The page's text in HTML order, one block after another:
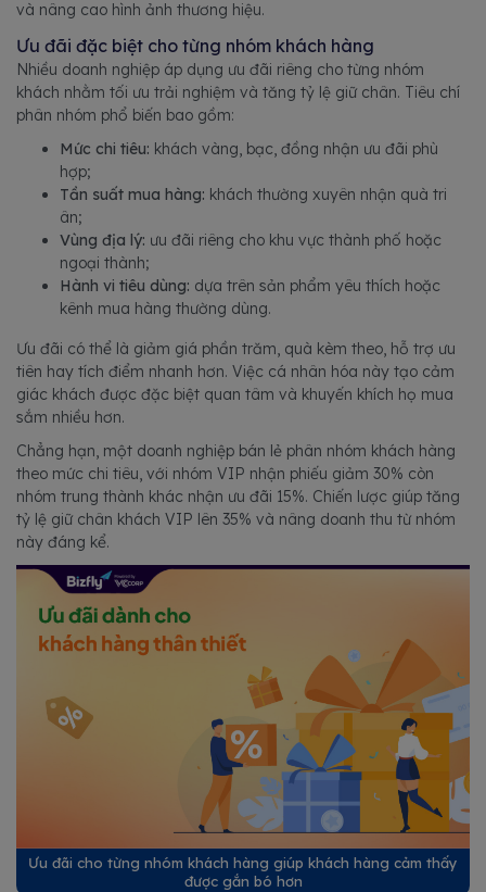
và nâng cao hình ảnh thương hiệu.
Ưu đãi đặc biệt cho từng nhóm khách hàng
Nhiều doanh nghiệp áp dụng ưu đãi riêng cho từng nhóm
khách nhằm tối ưu trải nghiệm và tăng tỷ lệ giữ chân. Tiêu chí
phân nhóm phổ biến bao gồm:
Mức chi tiêu: khách vàng, bạc, đồng nhận ưu đãi phù
hợp;
Tần suất mua hàng: khách thường xuyên nhận quà tri
ân;
Vùng địa lý: ưu đãi riêng cho khu vực thành phố hoặc
ngoại thành;
Hành vi tiêu dùng: dựa trên sản phẩm yêu thích hoặc
kênh mua hàng thường dùng.
Ưu đãi có thể là giảm giá phần trăm, quà kèm theo, hỗ trợ ưu
tiên hay tích điểm nhanh hơn. Việc cá nhân hóa này tạo cảm
giác khách được đặc biệt quan tâm và khuyến khích họ mua
sắm nhiều hơn.
Chẳng hạn, một doanh nghiệp bán lẻ phân nhóm khách hàng
theo mức chi tiêu, với nhóm VIP nhận phiếu giảm 30% còn
nhóm trung thành khác nhận ưu đãi 15%. Chiến lược giúp tăng
tỷ lệ giữ chân khách VIP lên 35% và nâng doanh thu từ nhóm
này đáng kể.
Ưu đãi cho từng nhóm khách hàng giúp khách hàng cảm thấy
được gắn bó hơn